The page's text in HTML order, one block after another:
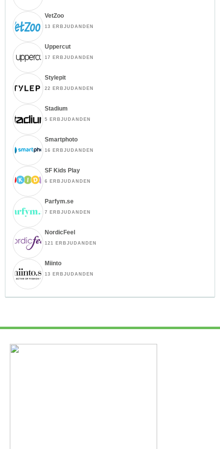
VetZoo
13 ERBJUDANDEN
Uppercut
17 ERBJUDANDEN
Stylepit
22 ERBJUDANDEN
Stadium
5 ERBJUDANDEN
Smartphoto
16 ERBJUDANDEN
SF Kids Play
6 ERBJUDANDEN
Parfym.se
7 ERBJUDANDEN
NordicFeel
121 ERBJUDANDEN
Miinto
13 ERBJUDANDEN